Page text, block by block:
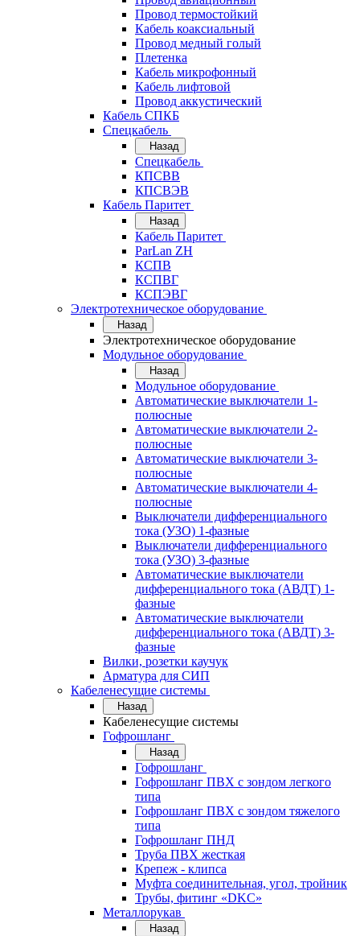
Провод термостойкий
Кабель коаксиальный
Провод медный голый
Плетенка
Кабель микрофонный
Кабель лифтовой
Провод аккустический
Кабель СПКБ
Спецкабель
Назад
Спецкабель
КПСВВ
КПСВЭВ
Кабель Паритет
Назад
Кабель Паритет
ParLan ZH
КСПВ
КСПВГ
КСПЭВГ
Электротехническое оборудование
Назад
Электротехническое оборудование
Модульное оборудование
Назад
Модульное оборудование
Автоматические выключатели 1-
полюсные
Автоматические выключатели 2-
полюсные
Автоматические выключатели 3-
полюсные
Автоматические выключатели 4-
полюсные
Выключатели дифференциального
тока (УЗО) 1-фазные
Выключатели дифференциального
тока (УЗО) 3-фазные
Автоматические выключатели
дифференциального тока (АВДТ) 1-
фазные
Автоматические выключатели
дифференциального тока (АВДТ) 3-
фазные
Вилки, розетки каучук
Арматура для СИП
Кабеленесущие системы
Назад
Кабеленесущие системы
Гофрошланг
Назад
Гофрошланг
Гофрошланг ПВХ с зондом легкого
типа
Гофрошланг ПВХ с зондом тяжелого
типа
Гофрошланг ПНД
Труба ПВХ жесткая
Крепеж - клипса
Муфта соединительная, угол, тройник
Трубы, фитинг «DKC»
Металлорукав
Назад